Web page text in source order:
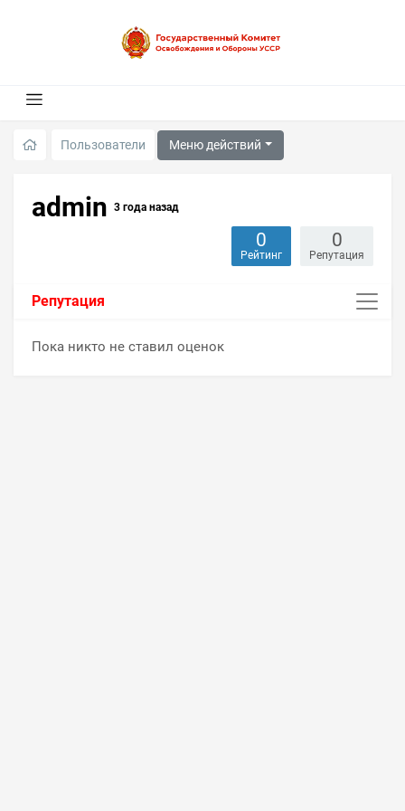
Пользователи Меню действий
admin 3 года назад
0
Репутация
0
Рейтинг
Репутация
Пока никто не ставил оценок